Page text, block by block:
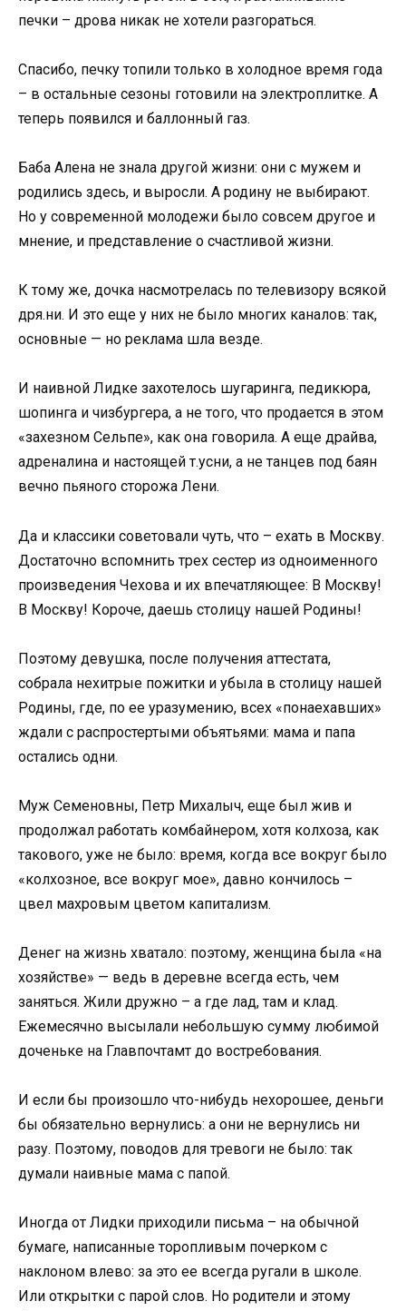
печки – дрова никак не хотели разгораться.
Спасибо, печку топили только в холодное время года
– в остальные сезоны готовили на электроплитке. А
теперь появился и баллонный газ.
Баба Алена не знала другой жизни: они с мужем и
родились здесь, и выросли. А родину не выбирают.
Но у современной молодежи было совсем другое и
мнение, и представление о счастливой жизни.
К тому же, дочка насмотрелась по телевизору всякой
дря.ни. И это еще у них не было многих каналов: так,
основные — но реклама шла везде.
И наивной Лидке захотелось шугаринга, педикюра,
шопинга и чизбургера, а не того, что продается в этом
«захезном Сельпе», как она говорила. А еще драйва,
адреналина и настоящей т.усни, а не танцев под баян
вечно пьяного сторожа Лени.
Да и классики советовали чуть, что – ехать в Москву.
Достаточно вспомнить трех сестер из одноименного
произведения Чехова и их впечатляющее: В Москву!
В Москву! Короче, даешь столицу нашей Родины!
Поэтому девушка, после получения аттестата,
собрала нехитрые пожитки и убыла в столицу нашей
Родины, где, по ее уразумению, всех «понаехавших»
ждали с распростертыми объятьями: мама и папа
остались одни.
Муж Семеновны, Петр Михалыч, еще был жив и
продолжал работать комбайнером, хотя колхоза, как
такового, уже не было: время, когда все вокруг было
«колхозное, все вокруг мое», давно кончилось –
цвел махровым цветом капитализм.
Денег на жизнь хватало: поэтому, женщина была «на
хозяйстве» — ведь в деревне всегда есть, чем
заняться. Жили дружно – а где лад, там и клад.
Ежемесячно высылали небольшую сумму любимой
доченьке на Главпочтамт до востребования.
И если бы произошло что-нибудь нехорошее, деньги
бы обязательно вернулись: а они не вернулись ни
разу. Поэтому, поводов для тревоги не было: так
думали наивные мама с папой.
Иногда от Лидки приходили письма – на обычной
бумаге, написанные торопливым почерком с
наклоном влево: за это ее всегда ругали в школе.
Или открытки с парой слов. Но родители и этому